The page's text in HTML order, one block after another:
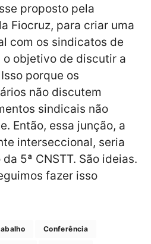
proposto pela
Fiocruz, para criar uma
com os sindicatos de
objetivo de discutir a
porque os
não discutem
sindicais não
Então, essa junção, a
interseccional, seria
5ª CNSTT. São ideias.
fazer isso
Conferência